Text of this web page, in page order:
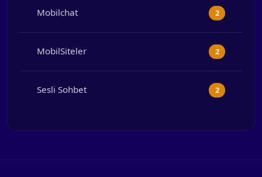
Mobilchat 2
MobilSiteler 2
Sesli Sohbet 2